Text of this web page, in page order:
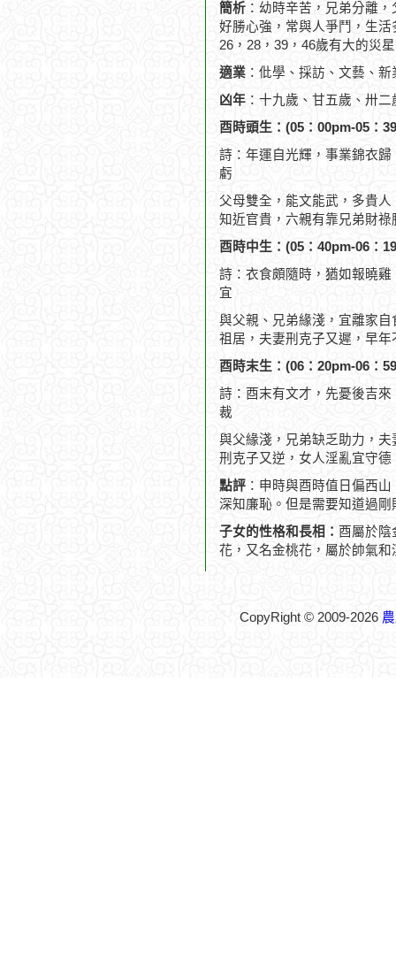
簡析 ：幼時辛苦，兄弟分離
好勝心強，常與人爭鬥，生
26，28，39，46歲有大的災
適業 ：仳學、採訪、文藝、
凶年 ：十九歲、甘五歲、卅
酉時頭生：(05：00pm-05：
詩：年運自光輝，事業錦衣
虧
父母雙全，能文能武，多貴
知近官貴，六親有靠兄弟財祿
酉時中生：(05：40pm-06：
詩：衣食頗隨時，猶如報曉
宜
與父親、兄弟緣淺，宜離家
祖居，夫妻刑克子又遲，早年
酉時末生：(06：20pm-06：
詩：酉末有文才，先憂後吉
裁
與父緣淺，兄弟缺乏助力，
刑克子又逆，女人淫亂宜守德
點評 ：申時與酉時值日偏西
深知廉恥。但是需要知道過剛
子女的性格和長相： 酉屬於陰
花，又名金桃花，屬於帥氣
CopyRight © 2009-2026